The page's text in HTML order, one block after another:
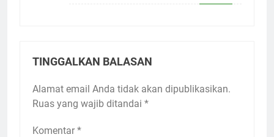
TINGGALKAN BALASAN
Alamat email Anda tidak akan dipublikasikan.
Ruas yang wajib ditandai *
Komentar *